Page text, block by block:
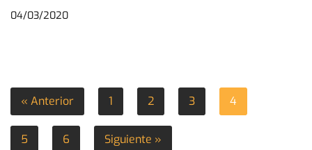
04/03/2020
« Anterior 1 2 3 4
5 6 Siguiente »